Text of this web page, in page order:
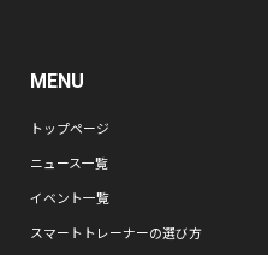
MENU
トップページ
ニュース一覧
イベント一覧
スマートトレーナーの選び方